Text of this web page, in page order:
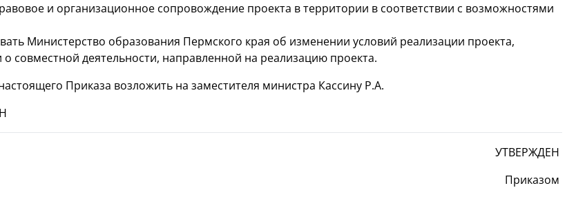
и организационное сопровождение проекта в территории в соответствии с возможностями
Министерство образования Пермского края об изменении условий реализации проекта,
совместной деятельности, направленной на реализацию проекта.
Приказа возложить на заместителя министра Кассину Р.А.
УТВЕРЖДЕН
Приказом